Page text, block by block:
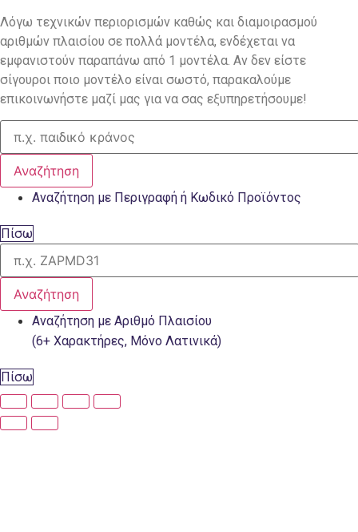
Λόγω τεχνικών περιορισμών καθώς και διαμοιρασμού
αριθμών πλαισίου σε πολλά μοντέλα, ενδέχεται να
εμφανιστούν παραπάνω από 1 μοντέλα. Αν δεν είστε
σίγουροι ποιο μοντέλο είναι σωστό, παρακαλούμε
επικοινωνήστε μαζί μας για να σας εξυπηρετήσουμε!
Αναζήτηση
Αναζήτηση με Περιγραφή ή Κωδικό Προϊόντος
Πίσω
Αναζήτηση
Αναζήτηση με Αριθμό Πλαισίου
(6+ Χαρακτήρες, Μόνο Λατινικά)
Πίσω